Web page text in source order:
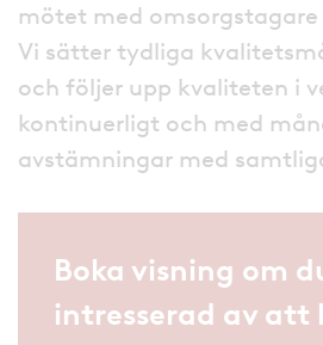
mötet med
Vi sätter tydliga
och följer upp kvaliteten i
kontinuerligt och med
avstämningar med
Boka visning om
intresserad av att